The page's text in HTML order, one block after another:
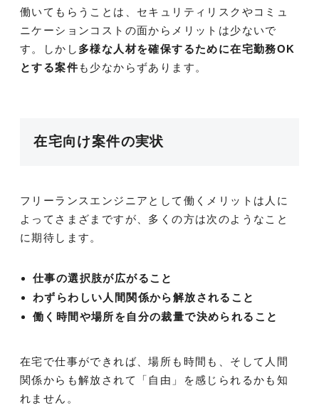
働いてもらうことは、セキュリティリスクやコミュ
ニケーションコストの面からメリットは少ないで
す。しかし 多様な人材を確保するために在宅勤務OK
とする案件も少なからずあります。
在宅向け案件の実状
フリーランスエンジニアとして働くメリットは人に
よってさまざまですが、多くの方は次のようなこと
に期待します。
仕事の選択肢が広がること
わずらわしい人間関係から解放されること
働く時間や場所を自分の裁量で決められること
在宅で仕事ができれば、場所も時間も、そして人間
関係からも解放されて「自由」を感じられるかも知
れません。